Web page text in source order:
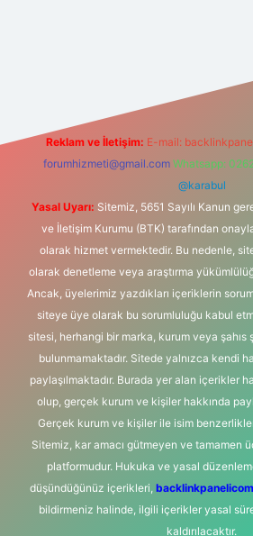
Reklam ve İletişim: E-mail:
forumhizmeti@gmail.com Whatsapp:
@karabul
Yasal Uyarı: Sitemiz, 5651 Sayılı Kanun
ve İletişim Kurumu (BTK) tarafından
olarak hizmet vermektedir. Bu nedenle,
olarak denetleme veya araştırma
Ancak, üyelerimiz yazdıkları içeriklerin
siteye üye olarak bu sorumluluğu kabul
sitesi, herhangi bir marka, kurum veya şahıs
bulunmamaktadır. Sitede yalnızca kendi
paylaşılmaktadır. Burada yer alan içerikler
olup, gerçek kurum ve kişiler hakkında
Gerçek kurum ve kişiler ile isim
Sitemiz, kar amacı gütmeyen ve tamamen
platformudur. Hukuka ve yasal
düşündüğünüz içerikleri,
bildirmeniz halinde, ilgili içerikler yasal
kaldırılacaktır.